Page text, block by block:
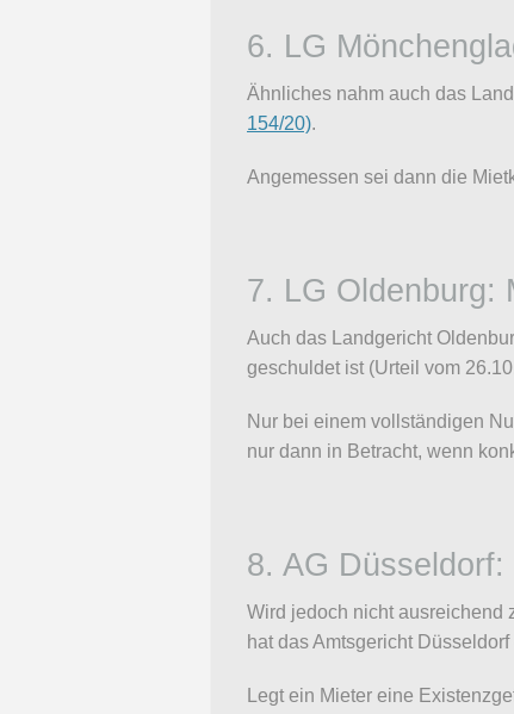
6. LG
Ähnliches nahm auch das
154/20).
Angemessen sei dann die
7. LG Oldenburg:
Auch das Landgericht
geschuldet ist (Urteil vom
Nur bei einem vollständigen
nur dann in Betracht, wenn
8. AG
Wird jedoch nicht ausreichend
hat das Amtsgericht
Legt ein Mieter eine